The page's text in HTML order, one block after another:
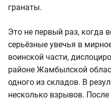
гранаты.
Это не первый раз, когда
серьёзные увечья в
воинской части,
районе Жамбылской
одного из складов. В
несколько взрывов.